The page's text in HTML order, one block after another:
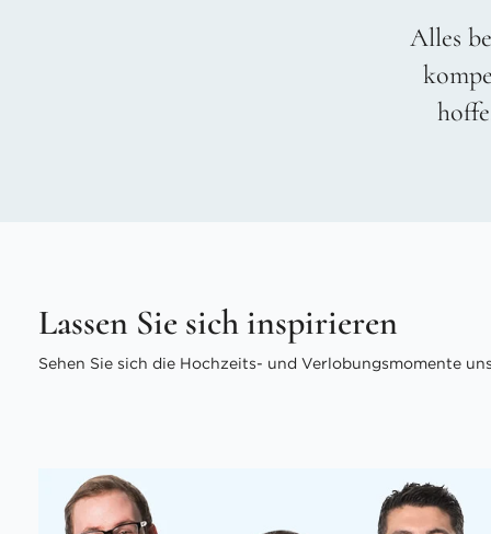
Alles
Lassen Sie sich inspirieren
Sehen Sie sich die Hochzeits- und Verlobungsmomente